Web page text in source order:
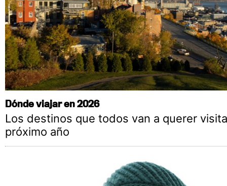
Dónde viajar en 2026
Los destinos que todos van a querer
próximo año